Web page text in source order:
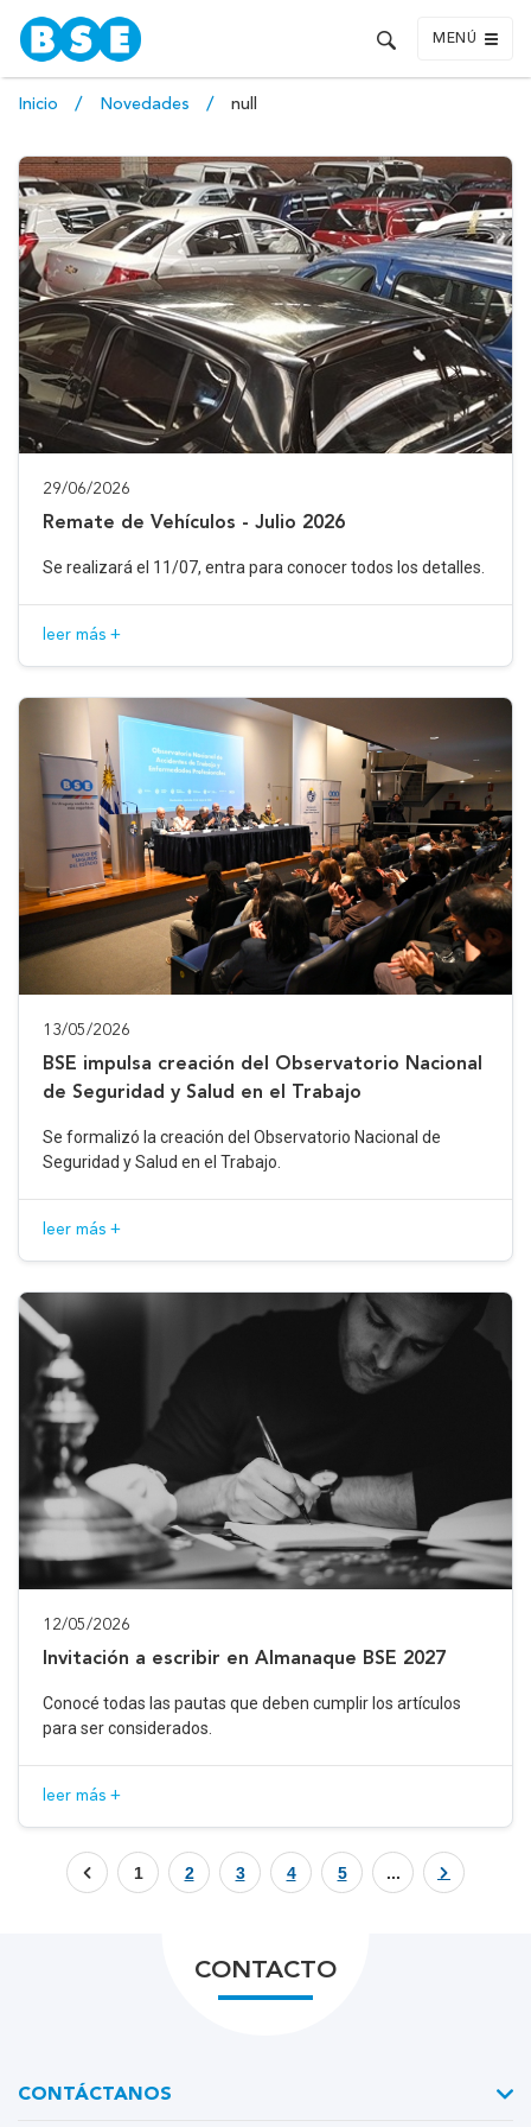
MENÚ
Inicio Novedades null
29/06/2026
Remate de Vehículos - Julio 2026
Se realizará el 11/07, entra para conocer todos los detalles.
leer más +
13/05/2026
BSE impulsa creación del Observatorio Nacional
de Seguridad y Salud en el Trabajo
Se formalizó la creación del Observatorio Nacional de
Seguridad y Salud en el Trabajo.
leer más +
12/05/2026
Invitación a escribir en Almanaque BSE 2027
Conocé todas las pautas que deben cumplir los artículos
para ser considerados.
leer más +
1 2 3 4 5 ...
CONTACTO
CONTÁCTANOS